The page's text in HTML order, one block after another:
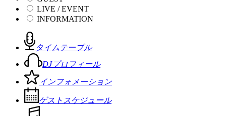
LIVE / EVENT
INFORMATION
タイムテーブル
DJプロフィール
インフォメーション
ゲストスケジュール